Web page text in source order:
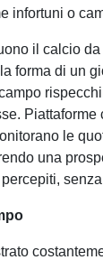
infortuni o
il calcio
forma di un
Piattaforme
le
una